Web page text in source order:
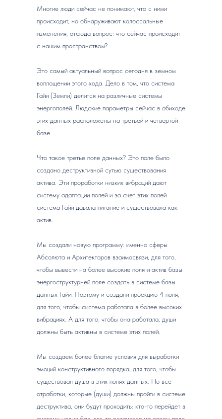
Многие люди сейчас не понимают, что с ними
происходит, но обнаруживают колоссальные
изменения, отсюда вопрос: что сейчас происходит
с нашим пространством?
Это самый актуальный вопрос сегодня в земном
воплощении этого хода. Дело в том, что система
Гайи (Земли) делится на различные системы
энергополей. Людские параметры сейчас в обиходе
этих данных расположены на третьей и четвертой
базе.
Что такое третье поле данных? Это поле было
создано деструктивной сутью существования
актива. Эти проработки низких вибраций дают
систему адаптации полей и за счет этих полей
система Гайи давала питание и существовала как
актив.
Мы создали новую программу: именно сферы
Абсолюта и Архитекторов взаимосвязи, для того,
чтобы вывести на более высокие поля и актив базы
энергоструктурней поле создать в системе базы
данных Гайи. Поэтому и создали проекцию 4 поля,
для того, чтобы система работала в более высоких
вибрациях. А для того, чтобы она работала, души
должны быть активны в системе этих полей.
Мы создаем более благие условия для выработки
эмоций конструктивного порядка, для того, чтобы
существовал душа в этих полях данных. Но все
отработки, которые (души) должны пройти в системе
деструктива, они будут проходить: кто-то перейдет в